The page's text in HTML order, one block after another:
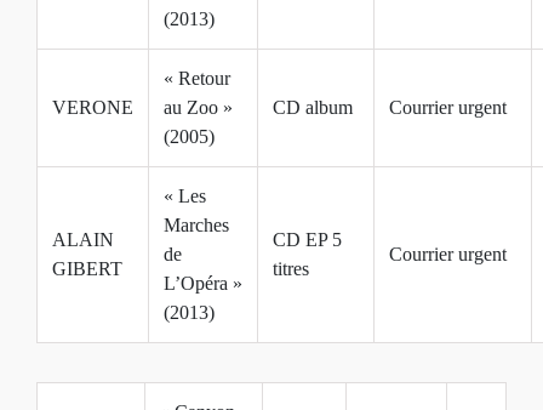
(2013)
VERONE
« Retour
au Zoo »
(2005)
CD album Courrier urgent
ALAIN
GIBERT
« Les
Marches
de
L’Opéra »
(2013)
CD EP 5
titres
Courrier urgent